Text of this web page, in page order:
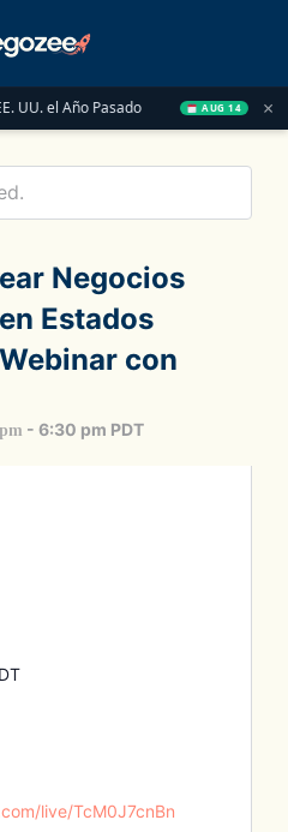
el Año Pasado AUG 14 Wake-
×
Negocios
Estados
con
- 6:30 pm PDT
live/TcM0J7cnBn